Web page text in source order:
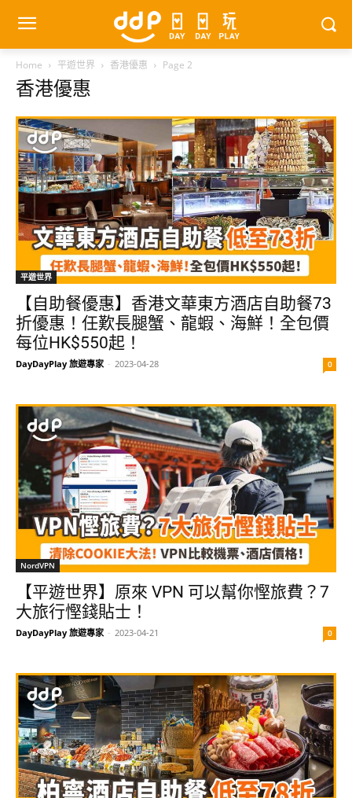
Home 平遊世界 香港優惠 Page 2
香港優惠
平遊世界
【自助餐優惠】香港文華東方酒店自助餐73
折優惠！任歎長腿蟹、龍蝦、海鮮！全包價
每位HK$550起！
DayDayPlay 旅遊專家 - 2023-04-28 0
NordVPN
【平遊世界】原來 VPN 可以幫你慳旅費？7
大旅行慳錢貼士！
DayDayPlay 旅遊專家 - 2023-04-21 0